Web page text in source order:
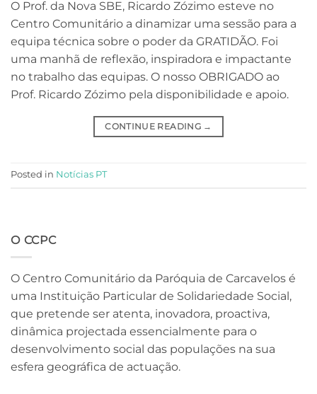
O Prof. da Nova SBE, Ricardo Zózimo esteve no
Centro Comunitário a dinamizar uma sessão para a
equipa técnica sobre o poder da GRATIDÃO. Foi
uma manhã de reflexão, inspiradora e impactante
no trabalho das equipas. O nosso OBRIGADO ao
Prof. Ricardo Zózimo pela disponibilidade e apoio.
CONTINUE READING →
Posted in Notícias PT
O CCPC
O Centro Comunitário da Paróquia de Carcavelos é
uma Instituição Particular de Solidariedade Social,
que pretende ser atenta, inovadora, proactiva,
dinâmica projectada essencialmente para o
desenvolvimento social das populações na sua
esfera geográfica de actuação.